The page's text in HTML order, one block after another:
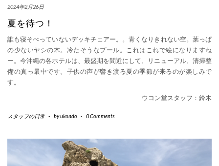
2024年2月26日
夏を待つ！
誰も寝そべっていないデッキチェアー。。青くなりきれない空。葉っぱ
の少ないヤシの木。冷たそうなプール。これはこれで絵になりますね
ー。今沖縄の各ホテルは、最盛期を間近にして、リニューアル、清掃整
備の真っ最中です。子供の声が響き渡る夏の季節が来るのが楽しみで
す。
ウコン堂スタッフ：鈴木
スタッフの日常 - byukondo - 0 Comments